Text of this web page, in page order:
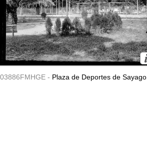
03886FMHGE - Plaza de Deportes de Sayago.